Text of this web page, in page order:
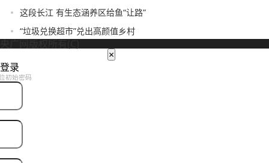
这段长江 有生态涵养区给鱼“让路”
“垃圾兑换超市”兑出高颜值乡村
×
录
初始密码